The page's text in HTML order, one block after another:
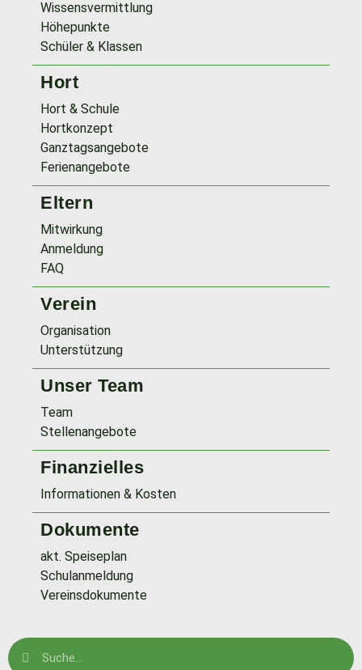
Wissensvermittlung
Höhepunkte
Schüler & Klassen
Hort
Hort & Schule
Hortkonzept
Ganztagsangebote
Ferienangebote
Eltern
Mitwirkung
Anmeldung
FAQ
Verein
Organisation
Unterstützung
Unser Team
Team
Stellenangebote
Finanzielles
Informationen & Kosten
Dokumente
akt. Speiseplan
Schulanmeldung
Vereinsdokumente